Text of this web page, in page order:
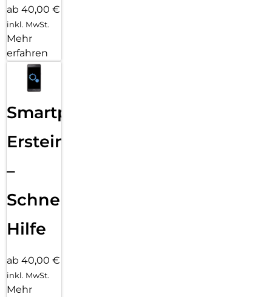
ab 40,00 €
inkl. MwSt.
Mehr
erfahren
Smartphone
Ersteinrichtung
–
Schnelle
Hilfe
ab 40,00 €
inkl. MwSt.
Mehr